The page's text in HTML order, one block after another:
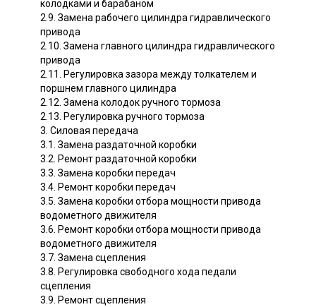
колодками и барабаном
2.9. Замена рабочего цилиндра гидравлического
привода
2.10. Замена главного цилиндра гидравлического
привода
2.11. Регулировка зазора между толкателем и
поршнем главного цилиндра
2.12. Замена колодок ручного тормоза
2.13. Регулировка ручного тормоза
3. Силовая передача
3.1. Замена раздаточной коробки
3.2. Ремонт раздаточной коробки
3.3. Замена коробки передач
3.4. Ремонт коробки передач
3.5. Замена коробки отбора мощности привода
водометного движителя
3.6. Ремонт коробки отбора мощности привода
водометного движителя
3.7. Замена сцепления
3.8. Регулировка свободного хода педали
сцепления
3.9. Ремонт сцепления